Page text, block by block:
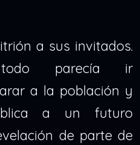
a sus invitados.
todo parecía ir
a la población y
a un futuro
de parte de